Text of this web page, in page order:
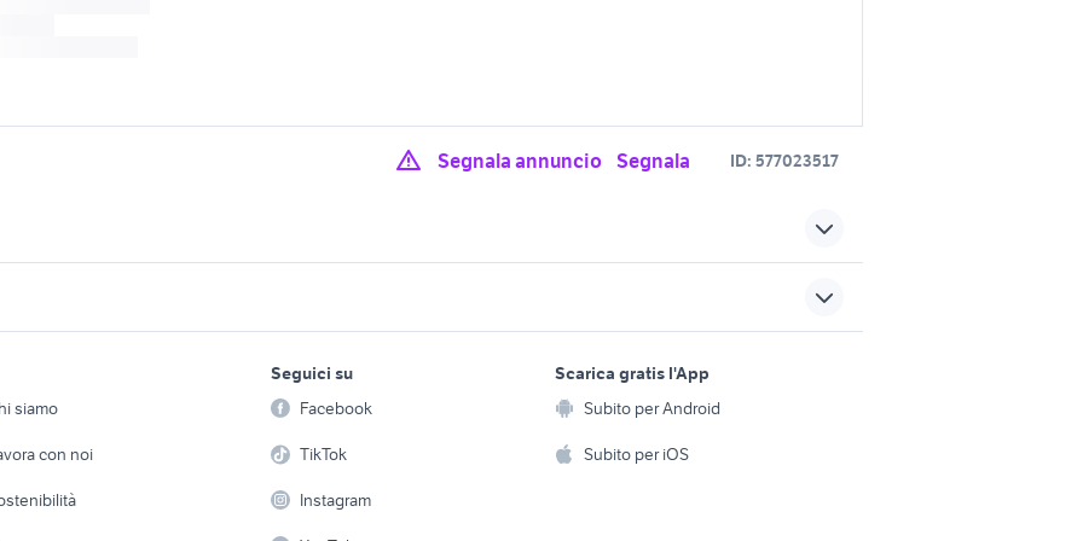
Segnala annuncio Segnala ID: 577023517
san giorgio di
veicoli commerciali Bagnolo
appartamento piano terra
villette in vendita a carini
vendita immobili villetta
vendita terreni villette Sicilia orologio da terra
Arredamento e
siamo
con noi
Seguici su
Facebook
TikTok
Instagram
Scarica gratis l'App
Subito per Android
Subito per iOS